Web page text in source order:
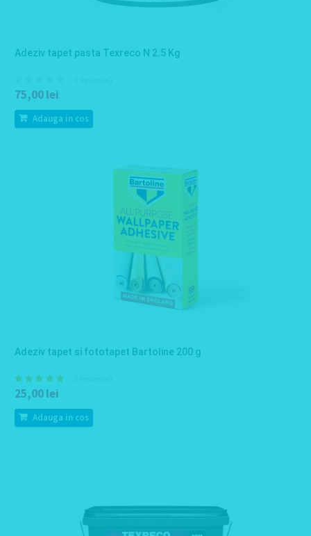
Adeziv tapet pasta Texreco N 2.5 Kg
75,00 lei
Adauga in cos
Adeziv tapet si fototapet Bartoline 200 g
25,00 lei
Adauga in cos